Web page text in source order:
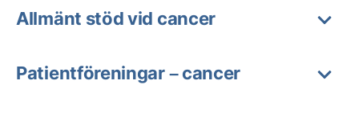
Allmänt stöd vid cancer
Patientföreningar – cancer